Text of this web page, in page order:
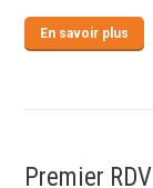
En savoir plus
Premier RDV